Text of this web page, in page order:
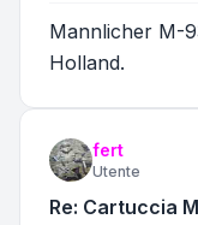
Mannlicher M-
Holland.
fert
Utente
Re: Cartuccia